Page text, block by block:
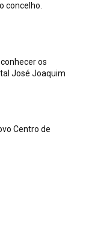
concelho.
os
José Joaquim
Centro de